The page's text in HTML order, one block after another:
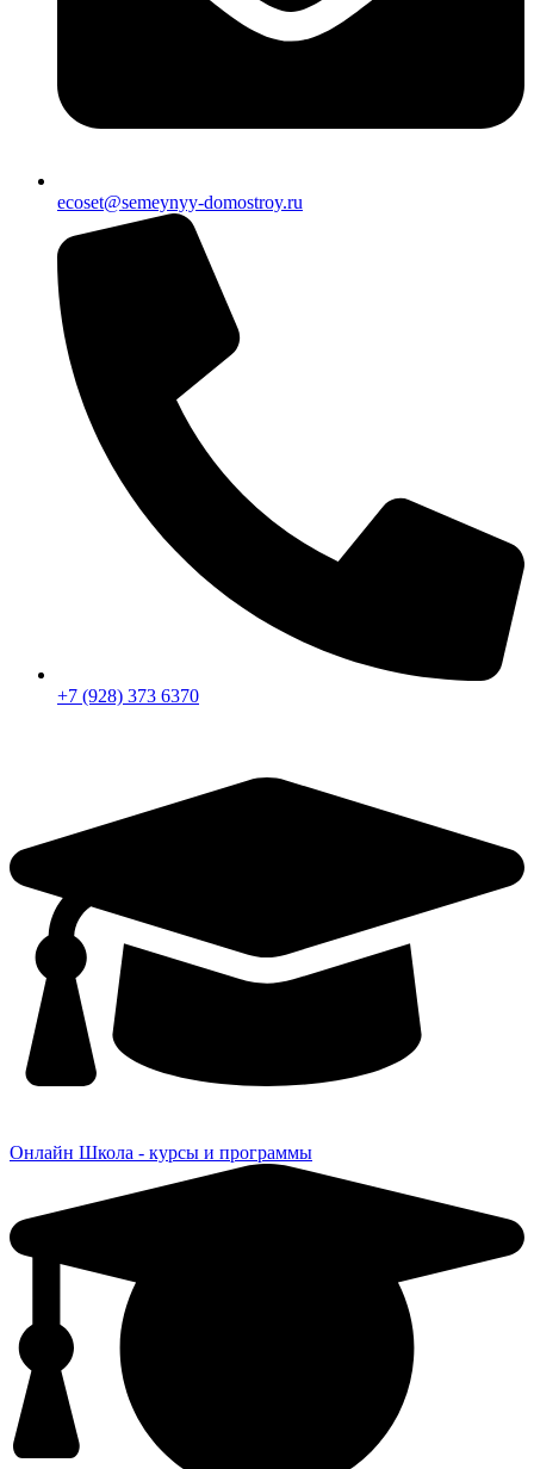
ecoset@semeynyy-domostroy.ru
+7 (928) 373 6370
Онлайн Школа - курсы и программы